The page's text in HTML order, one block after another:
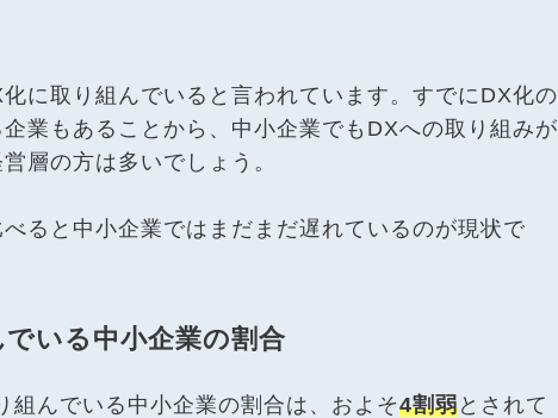
に取り組んでいると言われています。すでにDX化の
業もあることから、中小企業でもDXへの取り組みが
層の方は多いでしょう。
ると中小企業ではまだまだ遅れているのが現状で
いる中小企業の割合
組んでいる中小企業の割合は、およそ4割弱とされて